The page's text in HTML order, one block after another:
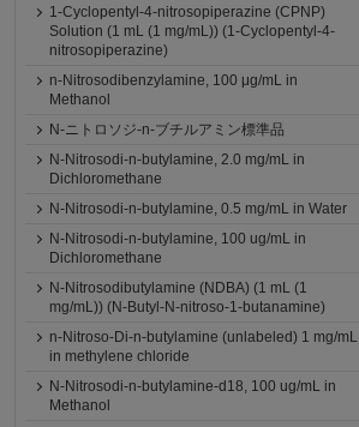
1-Cyclopentyl-4-nitrosopiperazine (CPNP)
Solution (1 mL (1 mg/mL)) (1-Cyclopentyl-4-
nitrosopiperazine)
n-Nitrosodibenzylamine, 100 μg/mL in
Methanol
N-ニトロソジ-n-ブチルアミン標準品
N-Nitrosodi-n-butylamine, 2.0 mg/mL in
Dichloromethane
N-Nitrosodi-n-butylamine, 0.5 mg/mL in Water
N-Nitrosodi-n-butylamine, 100 ug/mL in
Dichloromethane
N-Nitrosodibutylamine (NDBA) (1 mL (1
mg/mL)) (N-Butyl-N-nitroso-1-butanamine)
n-Nitroso-Di-n-butylamine (unlabeled) 1 mg/mL
in methylene chloride
N-Nitrosodi-n-butylamine-d18, 100 ug/mL in
Methanol